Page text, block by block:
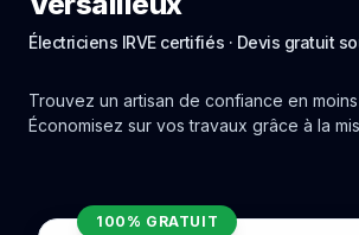
Électriciens IRVE certifiés · Devis gratuit
Trouvez un artisan de confiance en
Économisez sur vos travaux grâce à la
100% GRATUIT